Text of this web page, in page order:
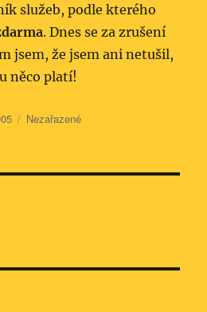
služeb, podle kterého
. Dnes se za zrušení
jsem, že jsem ani netušil,
něco platí!
Rubriky:
Nezařazené